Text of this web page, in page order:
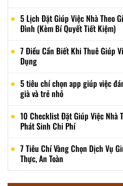
5 Lịch Đặt Giúp Việc Nhà Theo
Đình (Kèm Bí Quyết Tiết Kiệm)
7 Điều Cần Biết Khi Thuê Giúp
Dụng
5 tiêu chí chọn app giúp việc
già và trẻ nhỏ
10 Checklist Đặt Giúp Việc Nhà
Phát Sinh Chi Phí
7 Tiêu Chí Vàng Chọn Dịch Vụ
Thực, An Toàn